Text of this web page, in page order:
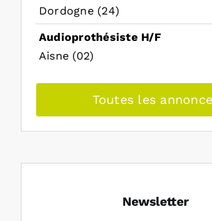
Dordogne (24)
Audioprothésiste H/F
Aisne (02)
Toutes les
Newsletter